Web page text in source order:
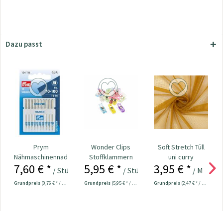
Dazu passt
Prym
Nähmaschinennadeln
130/705
Universal...
7,60 € * / Stück
Grundpreis (0,76 € * / 1 Stück)
Wonder Clips
Stoffklammern
klein - 20 Stück
5,95 € * / Stück
Grundpreis (5,95 € * / 1 Stück)
Soft Stretch Tüll
uni curry
3,95 € * / Meter
Grundpreis (2,47 € * / 1 m²)